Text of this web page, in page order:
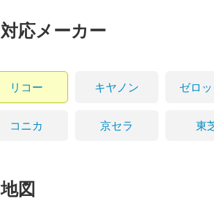
対応メーカー
リコー キヤノン ゼロ
コニカ 京セラ 東
地図